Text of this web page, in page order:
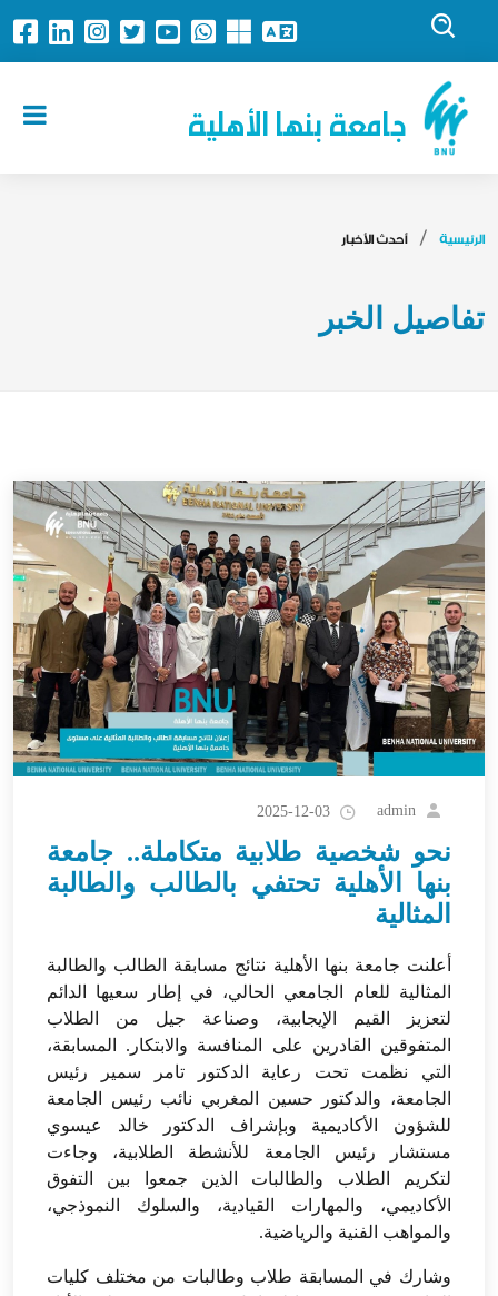
جامعة بنها الأهلية
الرئيسية أحدث الأخبار
تفاصيل الخبر
admin
2025-12-03
نحو شخصية طلابية متكاملة.. جامعة
بنها الأهلية تحتفي بالطالب والطالبة
المثالية
أعلنت جامعة بنها الأهلية نتائج مسابقة الطالب والطالبة
المثالية للعام الجامعي الحالي، في إطار سعيها الدائم
لتعزيز القيم الإيجابية، وصناعة جيل من الطلاب
المتفوقين القادرين على المنافسة والابتكار. المسابقة،
التي نظمت تحت رعاية الدكتور تامر سمير رئيس
الجامعة، والدكتور حسين المغربي نائب رئيس الجامعة
للشؤون الأكاديمية وبإشراف الدكتور خالد عيسوي
مستشار رئيس الجامعة للأنشطة الطلابية، وجاءت
لتكريم الطلاب والطالبات الذين جمعوا بين التفوق
الأكاديمي، والمهارات القيادية، والسلوك النموذجي،
والمواهب الفنية والرياضية.
وشارك في المسابقة طلاب وطالبات من مختلف كليات